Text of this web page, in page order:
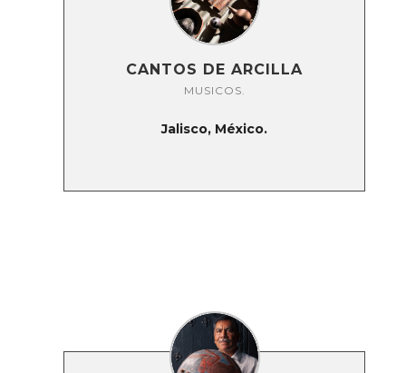
CANTOS DE ARCILLA
MUSICOS.
Jalisco, México.